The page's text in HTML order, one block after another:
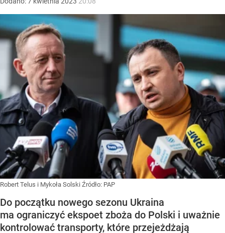
Robert Telus i Mykoła Solski Źródło: PAP
Do początku nowego sezonu Ukraina
ma ograniczyć ekspoet zboża do Polski i uważnie
kontrolować transporty, które przejeżdżają